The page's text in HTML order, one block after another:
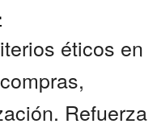
éticos en
Refuerza